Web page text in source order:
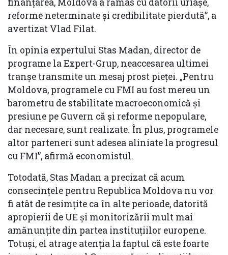
reforme neterminate și credibilitate pierdută”, a
avertizat Vlad Filat.
În opinia expertului Stas Madan, director de
programe la Expert-Grup, neaccesarea ultimei
tranșe transmite un mesaj prost pieței. „Pentru
Moldova, programele cu FMI au fost mereu un
barometru de stabilitate macroeconomică și
presiune pe Guvern că și reforme nepopulare,
dar necesare, sunt realizate. În plus, programele
altor parteneri sunt adesea aliniate la progresul
cu FMI”, afirmă economistul.
Totodată, Stas Madan a precizat că acum
consecințele pentru Republica Moldova nu vor
fi atât de resimțite ca în alte perioade, datorită
apropierii de UE și monitorizării mult mai
amănunțite din partea instituțiilor europene.
Totuși, el atrage atenţia la faptul că este foarte